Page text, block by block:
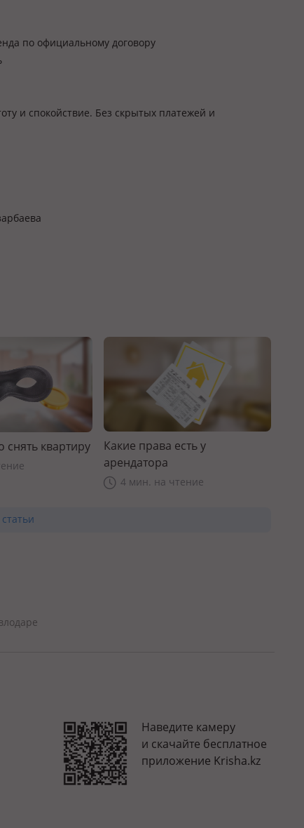
по официальному договору
и спокойствие. Без скрытых платежей и
снять квартиру
Какие права есть у
арендатора
4 мин. на чтение
Наведите камеру
и скачайте бесплатное
приложение Krisha.kz